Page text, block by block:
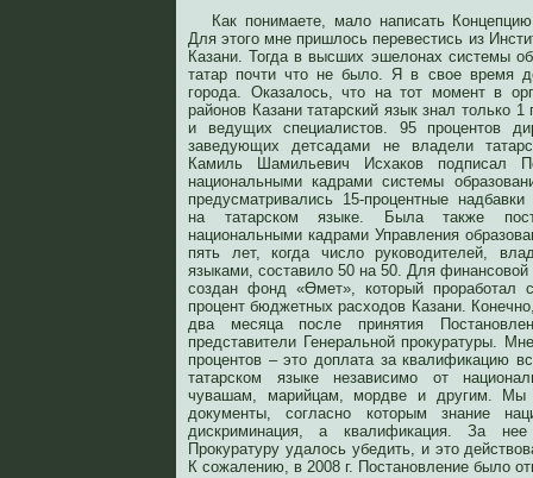
Как понимаете, мало написать
Для этого мне пришлось перевестись из
Казани. Тогда в высших эшелонах системы
татар почти что не было. Я в свое время
города. Оказалось, что на тот момент в
районов Казани татарский язык знал только 1
и ведущих специалистов. 95 процентов
заведующих детсадами не владели
Камиль Шамильевич Исхаков подписал
национальными кадрами системы
предусматривались 15-процентные
на татарском языке. Была также
национальными кадрами Управления
пять лет, когда число руководителей,
языками, составило 50 на 50. Для
создан фонд «Өмет», который
процент бюджетных расходов Казани.
два месяца после принятия
представители Генеральной прокуратуры.
процентов – это доплата за квалификацию
татарском языке независимо от
чувашам, марийцам, мордве и другим. Мы
документы, согласно которым знание
дискриминация, а квалификация. За
Прокуратуру удалось убедить, и это
К сожалению, в 2008 г. Постановление было